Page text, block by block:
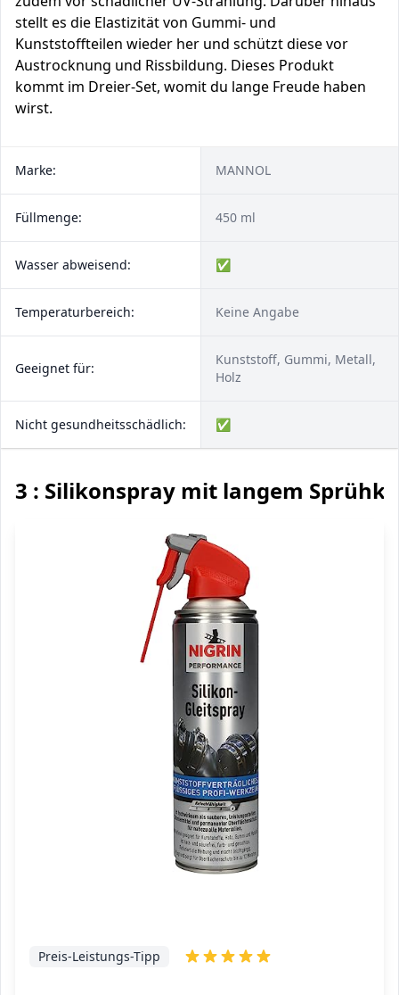
stellt es die Elastizität von Gummi- und
Kunststoffteilen wieder her und schützt diese vor
Austrocknung und Rissbildung. Dieses Produkt
kommt im Dreier-Set, womit du lange Freude haben
wirst.
Marke: MANNOL
Füllmenge: 450 ml
Wasser abweisend: ✅
Temperaturbereich: Keine Angabe
Geeignet für:
Kunststoff, Gummi, Metall,
Holz
Nicht gesundheitsschädlich: ✅
3 : Silikonspray mit langem
Preis-Leistungs-Tipp